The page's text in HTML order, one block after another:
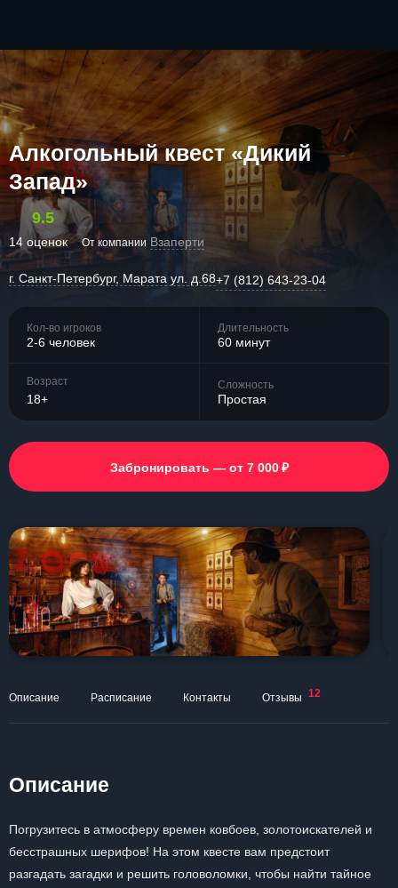
Алкогольный квест «Дикий
Запад»
9.5
14 оценок От компании Взаперти
г. Санкт-Петербург, Марата ул. д.68+7 (812) 643-23-04
Кол-во игроков
2-6 человек
Длительность
60 минут
Возраст
18+
Сложность
Простая
Забронировать — от 7 000 ₽
Описание Расписание Контакты Отзывы 12
Описание
Погрузитесь в атмосферу времен ковбоев, золотоискателей и
бесстрашных шерифов! На этом квесте вам предстоит
разгадать загадки и решить головоломки, чтобы найти тайное